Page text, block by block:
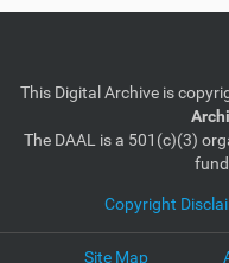
This Digital Archive is
The DAAL is a 501(c)(3)
Copyright
Site Map